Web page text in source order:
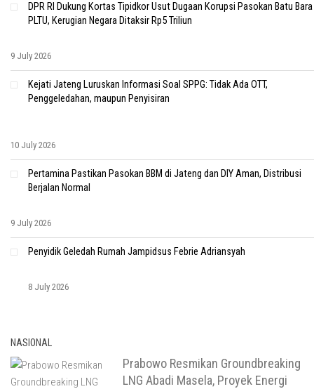
DPR RI Dukung Kortas Tipidkor Usut Dugaan Korupsi Pasokan Batu Bara
PLTU, Kerugian Negara Ditaksir Rp5 Triliun
9 July 2026
Kejati Jateng Luruskan Informasi Soal SPPG: Tidak Ada OTT,
Penggeledahan, maupun Penyisiran
10 July 2026
Pertamina Pastikan Pasokan BBM di Jateng dan DIY Aman, Distribusi
Berjalan Normal
9 July 2026
Penyidik Geledah Rumah Jampidsus Febrie Adriansyah
8 July 2026
NASIONAL
Prabowo Resmikan Groundbreaking
LNG Abadi Masela, Proyek Energi